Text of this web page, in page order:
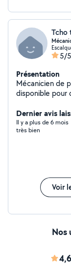
Tcho
5/5
Présentation
Mécanicien de
disponible pour
Dernier avis
Il y a plus de 6 mois
très bien
Voir
Nos